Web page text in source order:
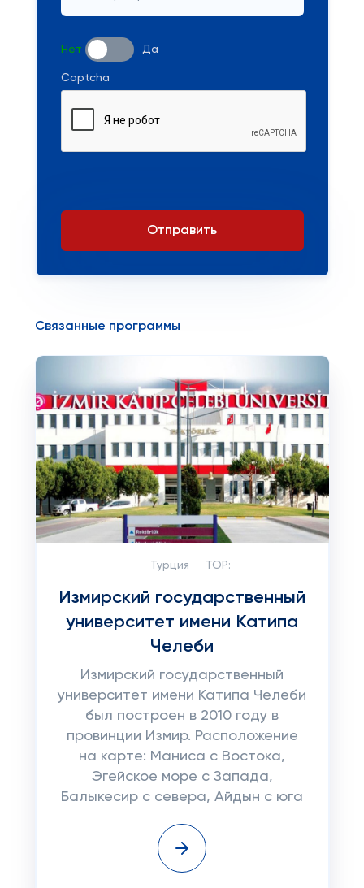
Нет Да
Captcha
Отправить
Связанные программы
Турция TOP:
Измирский государственный
университет имени Катипа
Челеби
Измирский государственный
университет имени Катипа Челеби
был построен в 2010 году в
провинции Измир. Расположение
на карте: Маниса с Востока,
Эгейское море с Запада,
Балыкесир с севера, Айдын с юга